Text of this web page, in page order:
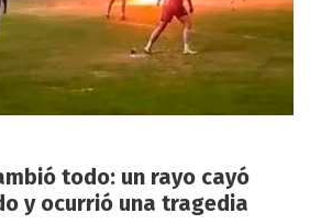
todo: un rayo cayó
y ocurrió una tragedia